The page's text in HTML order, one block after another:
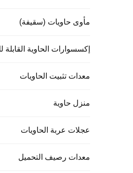
مأوى حاويات (سقيفة)
إكسسوارات الحاوية القابلة
معدات تثبيت الحاويات
منزل حاوية
عجلات عربة الحاويات
معدات رصيف التحميل